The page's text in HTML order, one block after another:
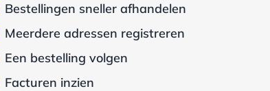
Bestellingen sneller afhandelen
Meerdere adressen registreren
Een bestelling volgen
Facturen inzien